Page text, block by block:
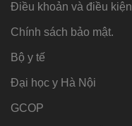
Điều khoản và điều kiện
Chính sách bảo mật.
Bộ y tế
Đại học y Hà Nội
GCOP